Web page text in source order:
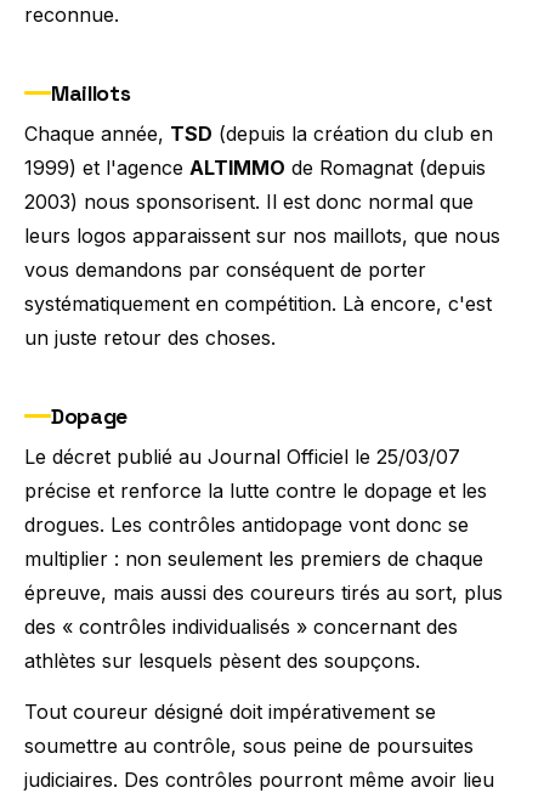
reconnue.
Maillots
Chaque année, TSD (depuis la création du club en
1999) et l'agence ALTIMMO de Romagnat (depuis
2003) nous sponsorisent. Il est donc normal que
leurs logos apparaissent sur nos maillots, que nous
vous demandons par conséquent de porter
systématiquement en compétition. Là encore, c'est
un juste retour des choses.
Dopage
Le décret publié au Journal Officiel le 25/03/07
précise et renforce la lutte contre le dopage et les
drogues. Les contrôles antidopage vont donc se
multiplier : non seulement les premiers de chaque
épreuve, mais aussi des coureurs tirés au sort, plus
des « contrôles individualisés » concernant des
athlètes sur lesquels pèsent des soupçons.
Tout coureur désigné doit impérativement se
soumettre au contrôle, sous peine de poursuites
judiciaires. Des contrôles pourront même avoir lieu